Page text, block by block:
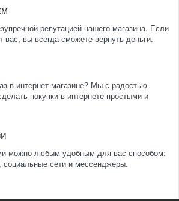
репутацией нашего магазина. Если
вас, вы всегда сможете вернуть деньги.
в интернет-магазине? Мы с радостью
покупки в интернете простыми и
можно любым удобным для вас способом:
сети и мессенджеры.